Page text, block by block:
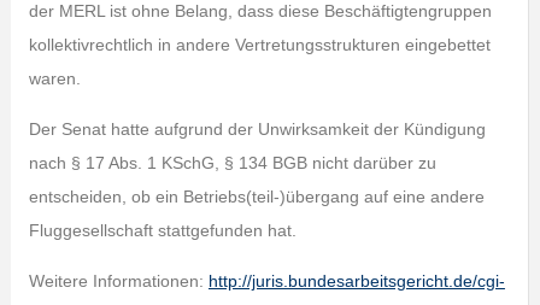
der MERL ist ohne Belang, dass diese Beschäftigtengruppen
kollektivrechtlich in andere Vertretungsstrukturen eingebettet
waren.
Der Senat hatte aufgrund der Unwirksamkeit der Kündigung
nach § 17 Abs. 1 KSchG, § 134 BGB nicht darüber zu
entscheiden, ob ein Betriebs(teil-)übergang auf eine andere
Fluggesellschaft stattgefunden hat.
Weitere Informationen: http://juris.bundesarbeitsgericht.de/cgi-